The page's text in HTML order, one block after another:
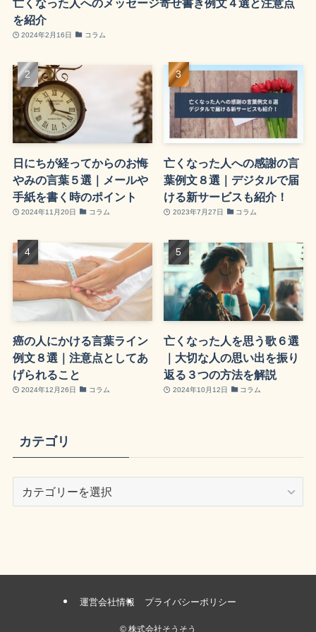
亡くなった人へのメッセージ寄せ書き例文４選と注意点
を紹介
2024年2月16日 コラム
日にちが経ってからのお悔
やみの言葉５選｜メールや
手紙を書く時のポイント
2024年11月20日 コラム
亡くなった人への感謝の言
葉例文８選｜デジタルで届
ける新サービスも紹介！
2023年7月27日 コラム
癌の人にかける言葉ライン
例文８選｜注意点としてあ
げられること
2024年12月26日 コラム
亡くなった人を思う歌６選
｜大切な人の思い出を振り
返る３つの方法を解説
2024年10月12日 コラム
カテゴリ
運営会社情報 プライバシーポリシー
© 株式会社そうそう